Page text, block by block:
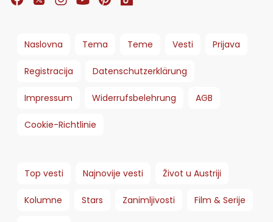
Naslovna Tema Teme Vesti Prijava
Registracija Datenschutzerklärung
Impressum Widerrufsbelehrung AGB
Cookie-Richtlinie
Top vesti Najnovije vesti Život u Austriji
Kolumne Stars Zanimljivosti Film & Serije